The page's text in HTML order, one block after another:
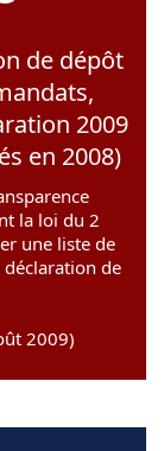
de dépôt
2009
en 2008)
la loi du 2
une liste de
de
2009)